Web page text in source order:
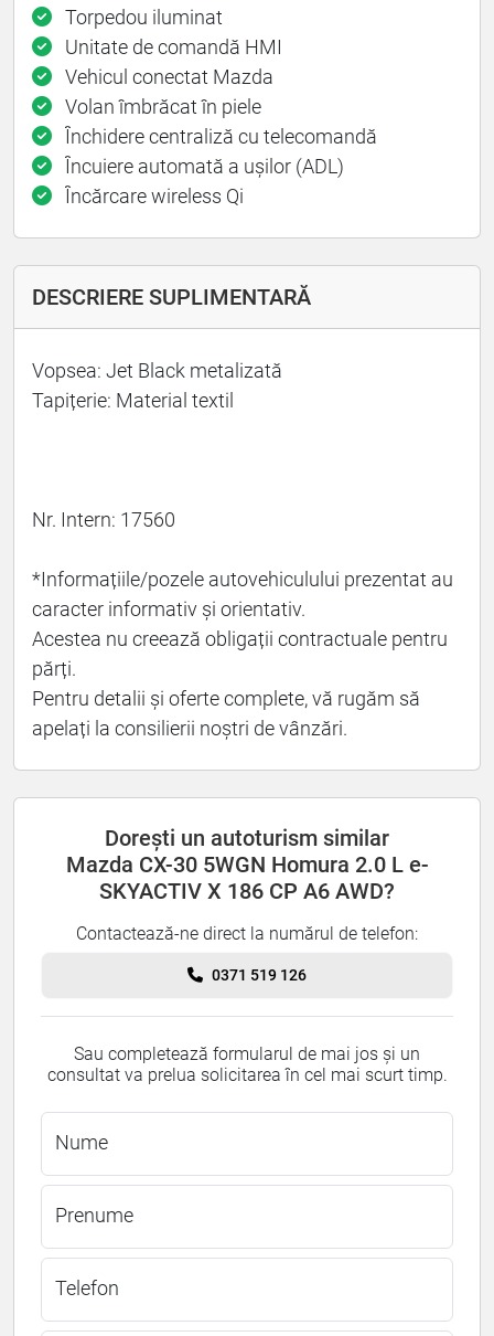
Torpedou iluminat
Unitate de comandă HMI
Vehicul conectat Mazda
Volan îmbrăcat în piele
Închidere centraliză cu telecomandă
Încuiere automată a ușilor (ADL)
Încărcare wireless Qi
DESCRIERE SUPLIMENTARĂ
Vopsea: Jet Black metalizată
Tapițerie: Material textil
Nr. Intern: 17560
*Informațiile/pozele autovehiculului prezentat au
caracter informativ și orientativ.
Acestea nu creează obligații contractuale pentru
părți.
Pentru detalii și oferte complete, vă rugăm să
apelați la consilierii noștri de vânzări.
Dorești un autoturism similar
Mazda CX-30 5WGN Homura 2.0 L e-
SKYACTIV X 186 CP A6 AWD?
Contactează-ne direct la numărul de telefon:
0371 519 126
Sau completează formularul de mai jos și un
consultat va prelua solicitarea în cel mai scurt timp.
Nume
Prenume
Telefon